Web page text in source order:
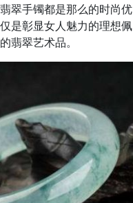
翠手镯都是那么的时尚优
是彰显女人魅力的理想佩
翡翠艺术品。